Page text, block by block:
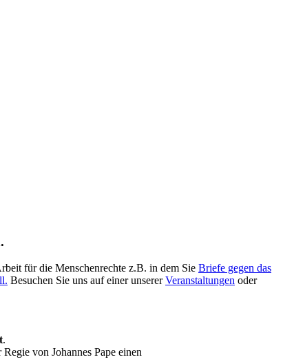
für die Menschenrechte z.B. in dem Sie Briefe gegen das
Besuchen Sie uns auf einer unsererVeranstaltungen oder
.
von Johannes Pape einen